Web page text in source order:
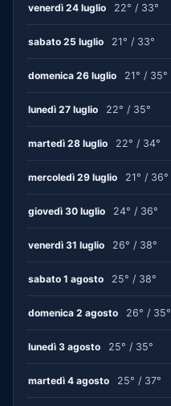
venerdì 24 luglio 22° / 33°
sabato 25 luglio 21° / 33°
domenica 26 luglio 21° / 35°
lunedì 27 luglio 22° / 35°
martedì 28 luglio 22° / 34°
mercoledì 29 luglio 21° / 36°
giovedì 30 luglio 24° / 36°
venerdì 31 luglio 26° / 38°
sabato 1 agosto 25° / 38°
domenica 2 agosto 26° / 35°
lunedì 3 agosto 25° / 35°
martedì 4 agosto 25° / 37°